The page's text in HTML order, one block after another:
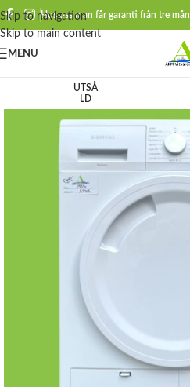
Skip to navigation
Skip to main content
Hos oss man får garanti från tre
MENU
UTSÅ
LD